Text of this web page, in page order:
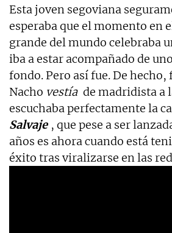
Esta joven segoviana
esperaba que el momento en
grande del mundo celebraba
iba a estar acompañado de
fondo. Pero así fue. De hecho,
Nacho vestía de madridista a
escuchaba perfectamente la
Salvaje , que pese a ser
años es ahora cuando está
éxito tras viralizarse en las